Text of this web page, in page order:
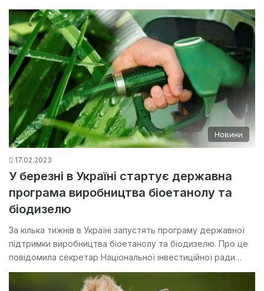
Новини
17.02.2023
У березні в Україні стартує державна
програма виробництва біоетанолу та
біодизелю
За кілька тижнів в Україні запустять програму державної
підтримки виробництва біоетанолу та біодизелю. Про це
повідомила секретар Національної інвестиційної ради…